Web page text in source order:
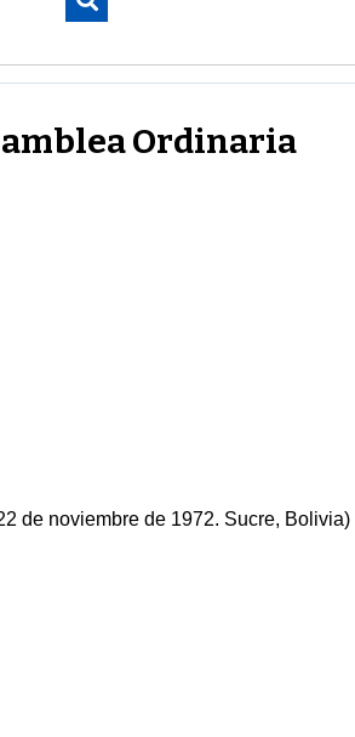
Ordinaria
de noviembre de 1972. Sucre, Bolivia)